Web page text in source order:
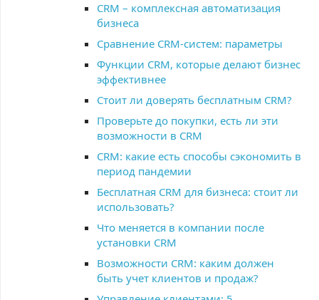
CRM – комплексная автоматизация
бизнеса
Сравнение CRM-систем: параметры
Функции CRM, которые делают бизнес
эффективнее
Стоит ли доверять бесплатным CRM?
Проверьте до покупки, есть ли эти
возможности в CRM
CRM: какие есть способы сэкономить в
период пандемии
Бесплатная CRM для бизнеса: стоит ли
использовать?
Что меняется в компании после
установки CRM
Возможности CRM: каким должен
быть учет клиентов и продаж?